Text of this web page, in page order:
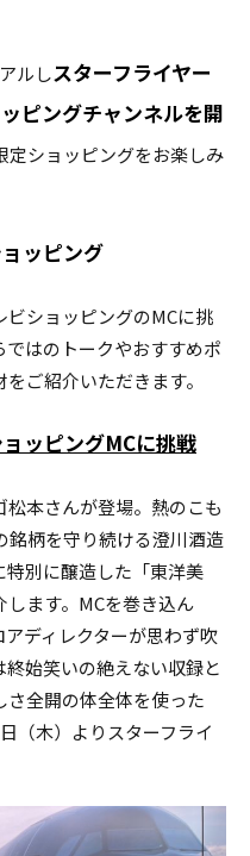
ルしスターフライヤー
ピングチャンネルを開
定ショッピングをお楽しみ
ッピング
ショッピングのMCに挑
はのトークやおすすめポ
ご紹介いただきます。
ッピングMCに挑戦
本さんが登場。熱のこも
銘柄を守り続ける澄川酒造
別に醸造した「東洋美
ます。MCを巻き込ん
ディレクターが思わず吹
始笑いの絶えない収録と
全開の体全体を使った
（木）よりスターフライ